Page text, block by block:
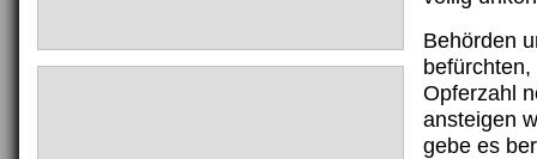
Behörden
Opferzahl
ansteigen
gebe es